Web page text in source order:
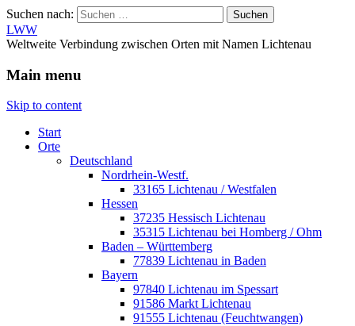
Suchen nach:
LWW
Weltweite Verbindung zwischen Orten mit Namen Lichtenau
Main menu
Skip to content
Start
Orte
Deutschland
Nordrhein-Westf.
33165 Lichtenau / Westfalen
Hessen
37235 Hessisch Lichtenau
35315 Lichtenau bei Homberg / Ohm
Baden – Württemberg
77839 Lichtenau in Baden
Bayern
97840 Lichtenau im Spessart
91586 Markt Lichtenau
91555 Lichtenau (Feuchtwangen)